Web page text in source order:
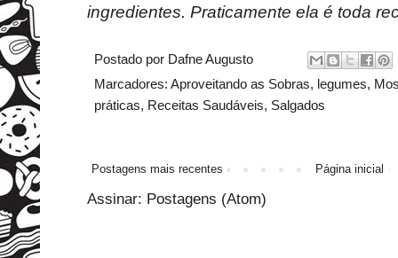
ingredientes. Praticamente ela é toda
Postado por Dafne Augusto
Marcadores: Aproveitando as Sobras, legumes,
práticas, Receitas Saudáveis, Salgados
Postagens mais recentes Página inicial
Assinar: Postagens (Atom)